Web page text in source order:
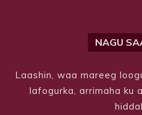
NAGU
Laashin, waa mareeg
lafogurka, arrimaha ku